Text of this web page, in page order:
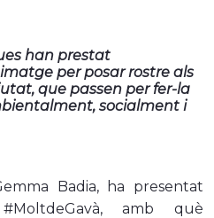
han prestat
per posar rostre als
que passen per fer-la
socialment i
Badia, ha presentat
amb què